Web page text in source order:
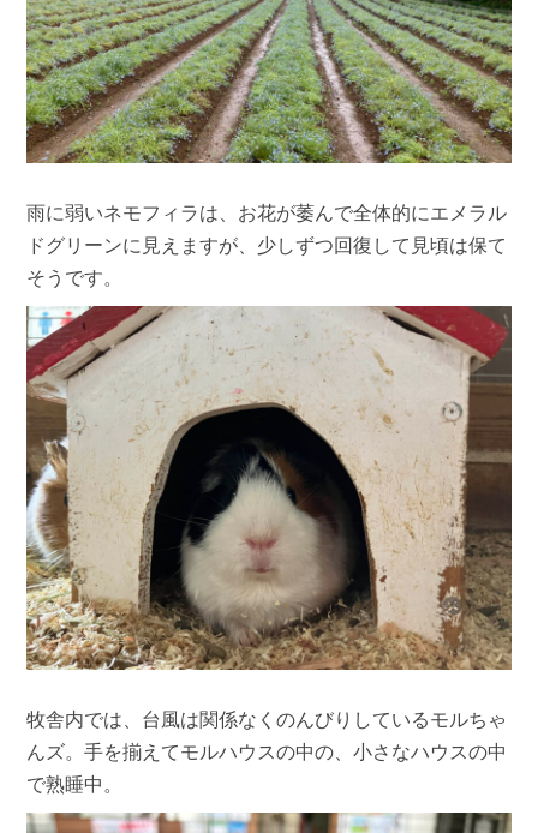
雨に弱いネモフィラは、お花が萎んで全体的にエメラル
ドグリーンに見えますが、少しずつ回復して見頃は保て
そうです。
牧舎内では、台風は関係なくのんびりしているモルちゃ
んズ。手を揃えてモルハウスの中の、小さなハウスの中
で熟睡中。